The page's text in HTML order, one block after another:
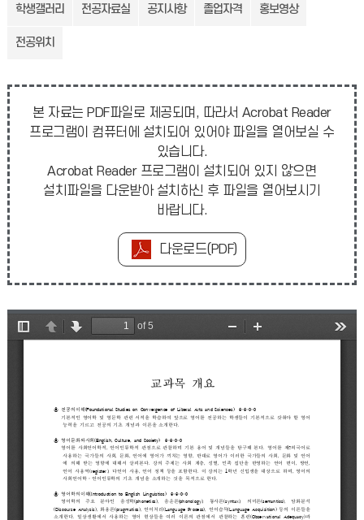
학생갤러리 전공자료실 공지사항 졸업자격 홍보영상
전공위치
본 자료는 PDF파일로 제공되며, 따라서 Acrobat Reader
프로그램이 컴퓨터에 설치되어 있어야 파일을 열어보실 수
있습니다.
Acrobat Reader 프로그램이 설치되어 있지 않으면
설치파일을 다운받아 설치하신 후 파일을 열어보시기
바랍니다.
다운로드(PDF)